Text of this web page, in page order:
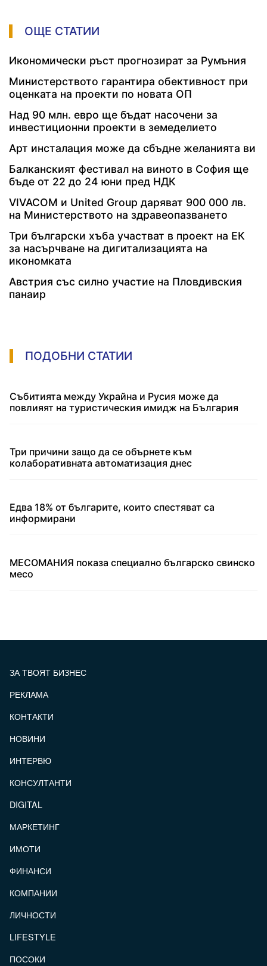
ОЩЕ СТАТИИ
Икономически ръст прогнозират за Румъния
Министерството гарантира обективност при
оценката на проекти по новата ОП
Над 90 млн. евро ще бъдат насочени за
инвестиционни проекти в земеделието
Арт инсталация може да сбъдне желанията ви
Балканският фестивал на виното в София ще
бъде от 22 до 24 юни пред НДК
VIVACOM и United Group даряват 900 000 лв.
на Министерството на здравеопазването
Три български хъба участват в проект на ЕК
за насърчване на дигитализацията на
икономката
Австрия със силно участие на Пловдивския
панаир
ПОДОБНИ СТАТИИ
Събитията между Украйна и Русия може да
повлияят на туристическия имидж на България
Три причини защо да се обърнете към
колаборативната автоматизация днес
Едва 18% от българите, които спестяват са
информирани
МЕСОМАНИЯ показа специално българско свинско
месо
ЗА ТВОЯТ БИЗНЕС
РЕКЛАМА
КОНТАКТИ
НОВИНИ
ИНТЕРВЮ
КОНСУЛТАНТИ
DIGITAL
МАРКЕТИНГ
ИМОТИ
ФИНАНСИ
КОМПАНИИ
ЛИЧНОСТИ
LIFESTYLE
ПОСОКИ